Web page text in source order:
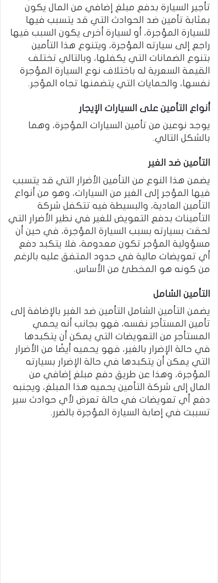
تأجير السيارة بدفع مبلغ إضافي من المال يكون
بمثابة تأمين ضد الحوادث التي قد يتسبب فيها
للسيارة المؤجرة، أو لسيارة أخرى يكون السبب فيها
راجع إلى سيارته المؤجرة، ويتنوع هذا التأمين
بتنوع الضمانات التي يكفلها، وبالتالي تختلف
القيمة السعرية له باختلاف نوع السيارة المؤجرة
نفسها، والحمايات التي يتضمنها تجاه المؤجر.
أنواع التأمين على السيارات الإيجار
يوجد نوعين من تأمين السيارات المؤجرة، وهما
بالشكل التالي.
التأمين ضد الغير
يضمن هذا النوع من التأمين الأضرار التي قد يتسبب
فيها المؤجر إلى الغير من السيارات، وهو من أنواع
التأمين العادية، والبسيطة فيه تتكفل شركة
التأمينات بدفع التعويض للغير في نظير الأضرار التي
لحقت بسيارته بسبب السيارة المؤجرة، في حين أن
مسؤولية المؤجر تكون معدومة، فلا يتكبد دفع
أي تعويضات مالية في حدود المتفق عليه بالرغم
من كونه هو المخطئ من الأساس.
التأمين الشامل
يضمن التأمين الشامل التأمين ضد الغير بالإضافة إلى
تأمين المستأجر نفسه، فهو بجانب أنه يحمي
المستأجر من التعويضات التي يمكن أن يتكبدها
في حالة الإضرار بالغير، فهو يحميه أيضًا من الأضرار
التي يمكن أن يتكبدها في حالة الإضرار بسيارته
المؤجرة، وهذا عن طريق دفع مبلغ إضافي من
المال إلى شركة التأمين يحميه هذا المبلغ، ويجنبه
دفع أي تعويضات في حالة تعرض لأي حوادث سير
تسببت في إصابة السيارة المؤجرة بالضرر.